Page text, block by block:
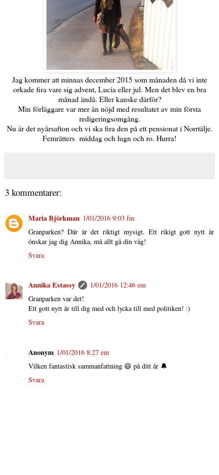
Jag kommer att minnas december 2015 som månaden då vi inte
orkade fira vare sig advent, Lucia eller jul. Men det blev en bra
månad ändå. Eller kanske därför?
Min förläggare var mer än nöjd med resultatet av min första
redigeringsomgång.
Nu är det nyårsafton och vi ska fira den på ett pensionat i Norrtälje.
Femrätters middag och lugn och ro. Hurra!
3 kommentarer:
Maria Björkman 1/01/2016 9:03 fm
Granparken? Där är det riktigt mysigt. Ett rikigt gott nytt år
önskar jag dig Annika, må allt gå din väg!
Svara
Annika Estassy
1/01/2016 12:46 em
Granparken var det!
Ett gott nytt år till dig med och lycka till med politiken! :)
Svara
Anonym 1/01/2016 8:27 em
Vilken fantastisk sammanfattning 😄 på ditt år 🔔
Svara